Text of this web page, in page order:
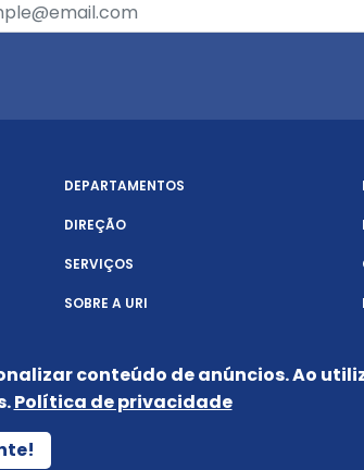
DEPARTAMENTOS
DIREÇÃO
SERVIÇOS
SOBRE A URI
conteúdo de anúncios. Ao
Política de privacidade